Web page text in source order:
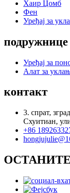
Хаир Цомб
Фен
Уређај за
подружнице
Уређај за
Алат за
контакт
3. спрат,
Схуитиан,
+86